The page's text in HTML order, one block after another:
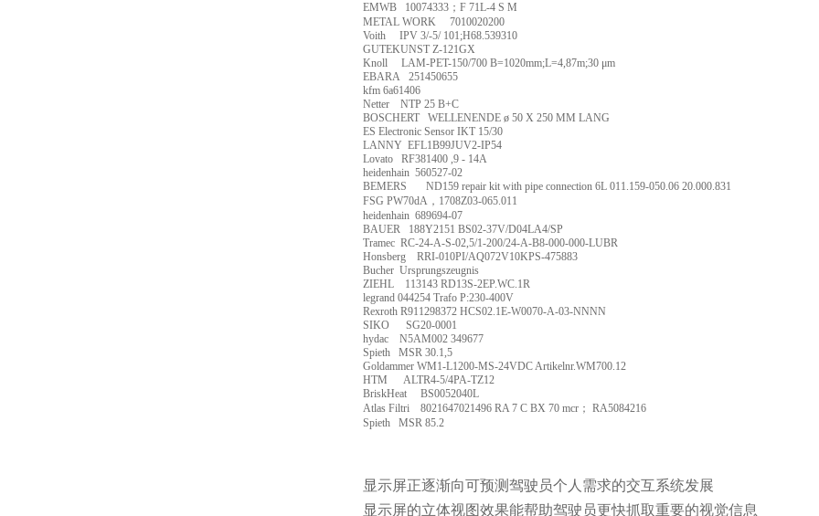
EMWB
10074333 ； F 71L-4 S M
METAL WORK
7010020200
Voith
IPV 3/-5/ 101;H68.539310
GUTEKUNST Z-121GX
Knoll
LAM-PET-150/700 B=1020mm;L=4,87m;30 μm
EBARA
251450655
kfm 6a61406
Netter
NTP 25 B+C
BOSCHERT
WELLENENDE ø 50 X 250 MM LANG
ES Electronic Sensor IKT 15/30
LANNY EFL1B99JUV2-IP54
Lovato
RF381400 ,9 - 14A
heidenhain 560527-02
BEMERS
ND159 repair kit with pipe connection 6L 011.159-050.06 20.000.831
FSG PW70dA ， 1708Z03-065.011
heidenhain 689694-07
BAUER
188Y2151 BS02-37V/D04LA4/SP
Tramec RC-24-A-S-02,5/1-200/24-A-B8-000-000-LUBR
Honsberg
RRI-010PI/AQ072V10KPS-475883
Bucher Ursprungszeugnis
ZIEHL
113143 RD13S-2EP.WC.1R
legrand 044254 Trafo P:230-400V
Rexroth R911298372 HCS02.1E-W0070-A-03-NNNN
SIKO
SG20-0001
hydac
N5AM002 349677
Spieth
MSR 30.1,5
Goldammer WM1-L1200-MS-24VDC Artikelnr.WM700.12
HTM
ALTR4-5/4PA-TZ12
BriskHeat
BS0052040L
Atlas Filtri
8021647021496 RA 7 C BX 70 mcr ； RA5084216
Spieth
MSR 85.2
显示屏正逐渐向可预测驾驶员个人需求的交互系统发展
显示屏的立体视图效果能帮助驾驶员更快抓取重要的视觉信息